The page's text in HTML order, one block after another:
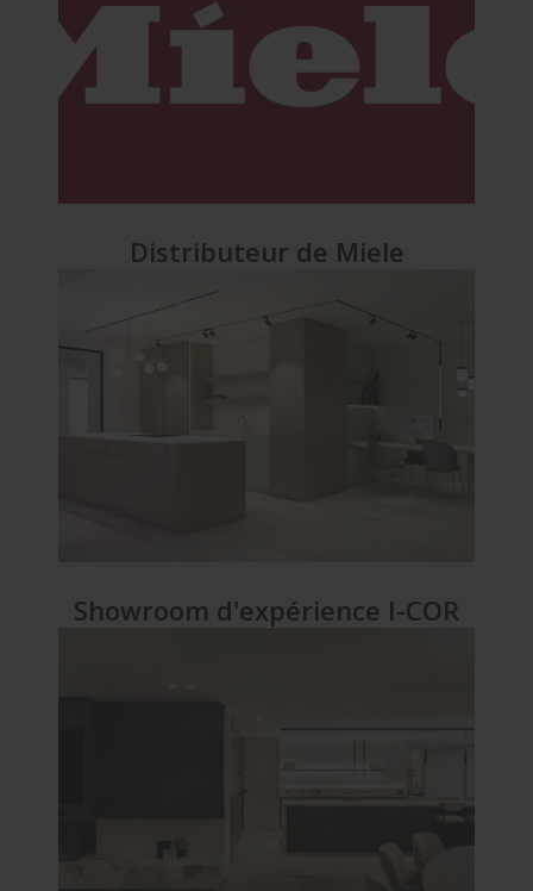
Distributeur de Miele
Showroom d'expérience I-COR